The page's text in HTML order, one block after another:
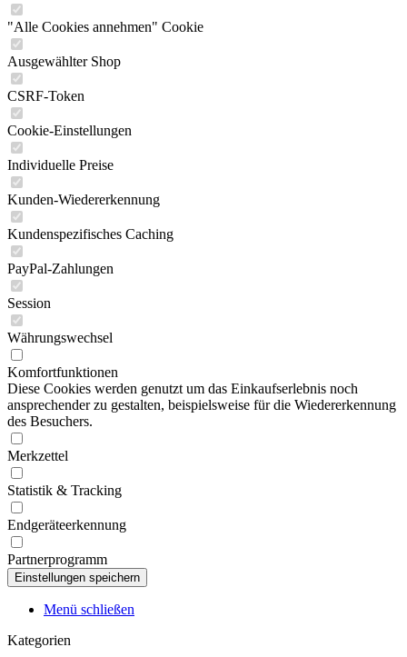
"Alle Cookies annehmen" Cookie
Ausgewählter Shop
CSRF-Token
Cookie-Einstellungen
Individuelle Preise
Kunden-Wiedererkennung
Kundenspezifisches Caching
PayPal-Zahlungen
Session
Währungswechsel
Komfortfunktionen
Diese Cookies werden genutzt um das Einkaufserlebnis noch
ansprechender zu gestalten, beispielsweise für die Wiedererkennung
des Besuchers.
Merkzettel
Statistik & Tracking
Endgeräteerkennung
Partnerprogramm
Menü schließen
Kategorien